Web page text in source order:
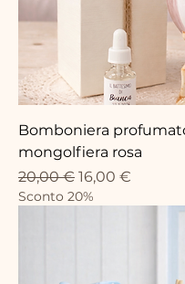
Bomboniera
mongolfiera rosa
Prix original
20,00 € Prix
16,00 €
Sconto 20%